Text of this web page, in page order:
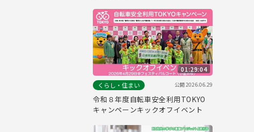
01:29:04
くらし・住まい
公開2026.06.29
令和８年度自転車安全利用TOKYO
キャンペーンキックオフイベント